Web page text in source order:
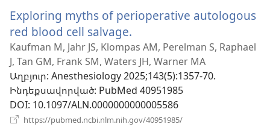
պատուհան)
Exploring myths of perioperative autologous
red blood cell salvage.
է
նոր
պատուհան)
Kaufman M, Jahr JS, Klompas AM, Perelman S, Raphael
J, Tan GM, Frank SM, Waters JH, Warner MA
Աղբյուր‎: Anesthesiology 2025;143(5):1357-70.
Ինդեքսավորված‎: PubMed 40951985
DOI‎: 10.1097/ALN.0000000000005586
https://pubmed.ncbi.nlm.nih.gov/40951985/